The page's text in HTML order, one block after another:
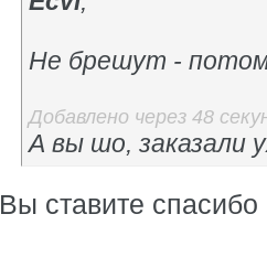
Не брешут -
Добавлено через 48
А вы шо, заказали
Вы ставите